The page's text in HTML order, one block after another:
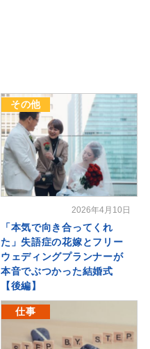
その他
2026年4月10日
「本気で向き合ってくれ
た」失語症の花嫁とフリー
ウェディングプランナーが
本音でぶつかった結婚式
【後編】
仕事